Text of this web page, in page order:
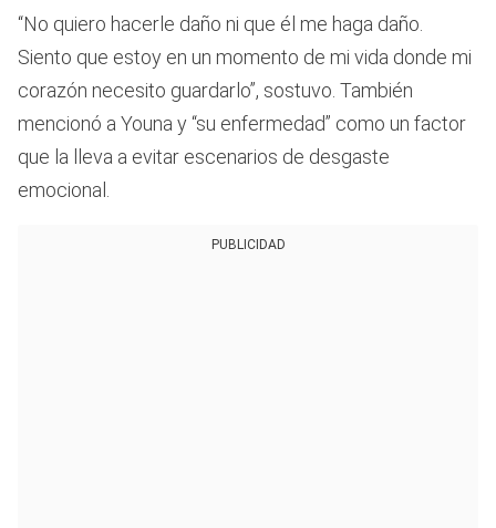
“No quiero hacerle daño ni que él me haga daño.
Siento que estoy en un momento de mi vida donde mi
corazón necesito guardarlo”, sostuvo. También
mencionó a Youna y “su enfermedad” como un factor
que la lleva a evitar escenarios de desgaste
emocional.
PUBLICIDAD